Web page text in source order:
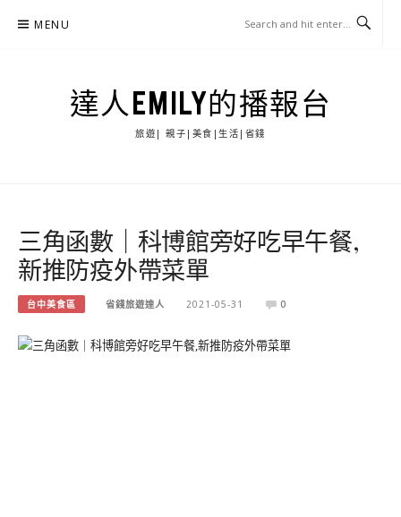
MENU
達人EMILY的播報台
旅遊| 親子|美食|生活|省錢
三角函數｜科博館旁好吃早午餐,
新推防疫外帶菜單
台中美食區 省錢旅遊達人 2021-05-31 0